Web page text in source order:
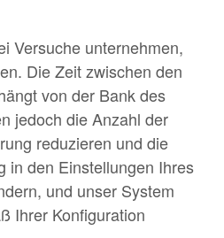
Versuche unternehmen,
Die Zeit zwischen den
von der Bank des
jedoch die Anzahl der
reduzieren und die
in den Einstellungen Ihres
und unser System
Ihrer Konfiguration